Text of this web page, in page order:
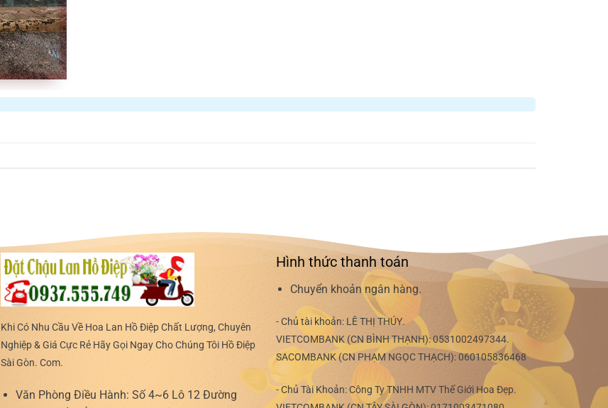
Khi Có Nhu Cầu Về Hoa Lan Hồ Điệp Chất Lượng, Chuyên
Nghiệp & Giá Cực Rẻ Hãy Gọi Ngay Cho Chúng Tôi Hồ Điệp
Sài Gòn. Com.
Văn Phòng Điều Hành: Số 4~6 Lô 12 Đường
Hình thức thanh toán
Chuyển khoản ngân hàng.
- Chủ tài khoản: LÊ THỊ THÚY.
VIETCOMBANK (CN BÌNH THẠNH):0531002497344.
SACOMBANK (CN PHẠM NGỌC THẠCH):060105836468
- Chủ Tài Khoản: Công Ty TNHH MTV Thế Giới Hoa Đẹp.